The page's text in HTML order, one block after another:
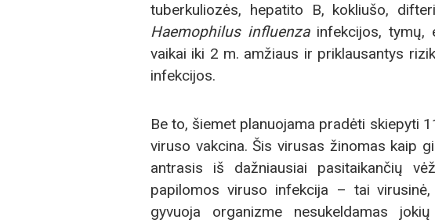
tuberkuliozės, hepatito B, kokliušo,
Haemophilus influenzainfekcijos, tymų,
vaikai iki 2 m. amžiaus ir priklausantys
infekcijos.
Be to, šiemet planuojama pradėti skiepyti
viruso vakcina. Šis virusas žinomas kaip
antrasis iš dažniausiai pasitaikančių
papilomos viruso infekcija – tai
gyvuoja organizme nesukeldamas